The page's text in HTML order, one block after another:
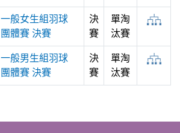
一般女生組羽球
團體賽 決賽
決
賽
單淘
汰賽
一般男生組羽球
團體賽 決賽
決
賽
單淘
汰賽